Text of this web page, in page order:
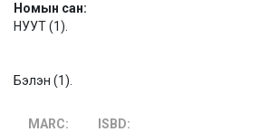
Номын сан:
НУУТ (1).
Бэлэн (1).
MARC: ISBD: